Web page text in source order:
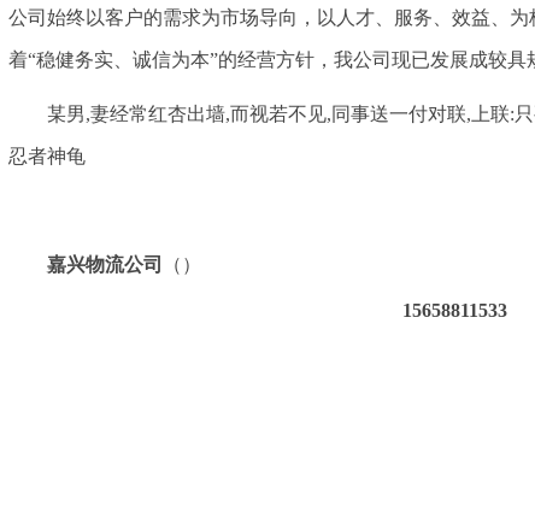
公司始终以客户的需求为市场导向，以人才、服务、效益、
着“稳健务实、诚信为本”的经营方针，我公司现已发展成较具
某男,妻经常红杏出墙,而视若不见,同事送一付对联,上联:
忍者神龟
嘉兴物流公司 （）
15658811533